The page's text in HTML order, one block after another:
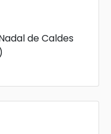
de Caldes